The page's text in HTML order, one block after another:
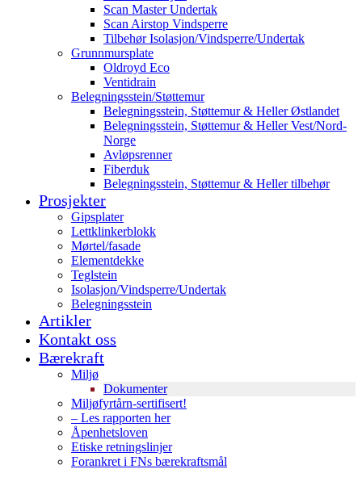
Scan Master Undertak
Scan Airstop Vindsperre
Tilbehør Isolasjon/Vindsperre/Undertak
Grunnmursplate
Oldroyd Eco
Ventidrain
Belegningsstein/Støttemur
Belegningsstein, Støttemur & Heller Østlandet
Belegningsstein, Støttemur & Heller Vest/Nord-
Norge
Avløpsrenner
Fiberduk
Belegningsstein, Støttemur & Heller tilbehør
Prosjekter
Gipsplater
Lettklinkerblokk
Mørtel/fasade
Elementdekke
Teglstein
Isolasjon/Vindsperre/Undertak
Belegningsstein
Artikler
Kontakt oss
Bærekraft
Miljø
Dokumenter
Miljøfyrtårn-sertifisert!
– Les rapporten her
Åpenhetsloven
Etiske retningslinjer
Forankret i FNs bærekraftsmål